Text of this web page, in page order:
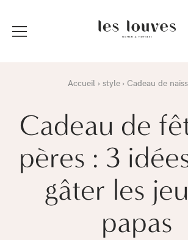
Accueil style Cadeau de
Cadeau de
pères : 3
gâter les
papas